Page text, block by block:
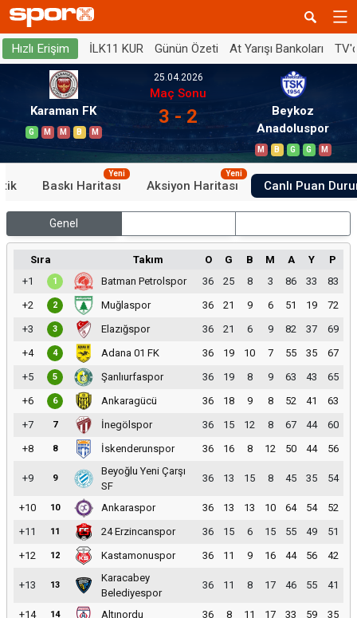
Hızlı Erişim İLK11 KUR Günün Özeti At Yarışı Bankoları
Karaman FK
G M M B M
25.04.2026
Maç Sonu
3 - 2
Beykoz
Anadoluspor
M B G G M
Baskı Haritası
Yeni
Aksiyon Haritası
Yeni
Canlı Puan
Genel
Sıra Takım O G B M A Y
P
+1
1 Batman Petrolspor 36 25 8 3 86 33
83
+2
2 Muğlaspor 36 21 9 6 51 19
72
+3
3 Elazığspor 36 21 6 9 82 37
69
+4
4 Adana 01 FK 36 19 10 7 55 35
67
+5
5 Şanlıurfaspor 36 19 8 9 63 43
65
+6
6 Ankaragücü 36 18 9 8 52 41
63
+7
7 İnegölspor 36 15 12 8 67 44
60
+8
8 İskenderunspor 36 16 8 12 50 44 56
+9 9
Beyoğlu Yeni Çarşı
SF
36 13 15 8 45 35 54
+10 10 Ankaraspor 36 13 13 10 64 54
52
+11
11 24 Erzincanspor 36 15 6 15 55 49
51
+12
12 Kastamonuspor 36 11 9 16 44 56 42
+13 13
Karacabey
Belediyespor
36 11 8 17 46 55 41
+14 14 Altınordu 36 8 11 17 33 59
35